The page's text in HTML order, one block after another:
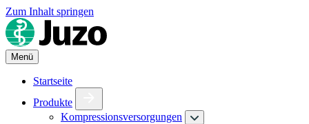
Zum Inhalt springen
Menü
Startseite
Produkte
Kompressionsversorgungen